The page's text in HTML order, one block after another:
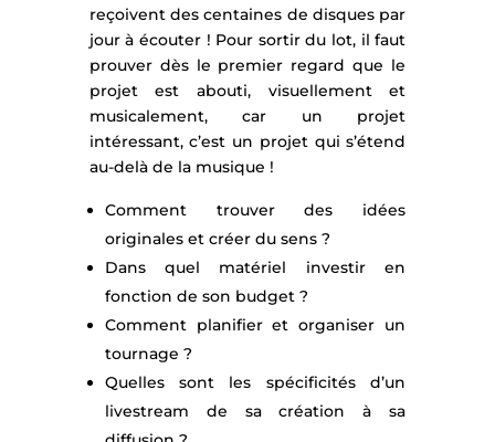
reçoivent des centaines de disques par
jour à écouter ! Pour sortir du lot, il faut
prouver dès le premier regard que le
projet est abouti, visuellement et
musicalement, car un projet
intéressant, c’est un projet qui s’étend
au-delà de la musique !
Comment trouver des idées
originales et créer du sens ?
Dans quel matériel investir en
fonction de son budget ?
Comment planifier et organiser un
tournage ?
Quelles sont les spécificités d’un
livestream de sa création à sa